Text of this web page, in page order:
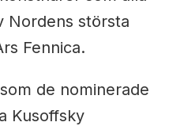
Nordens största
Fennica.
de nominerade
Kusoffsky